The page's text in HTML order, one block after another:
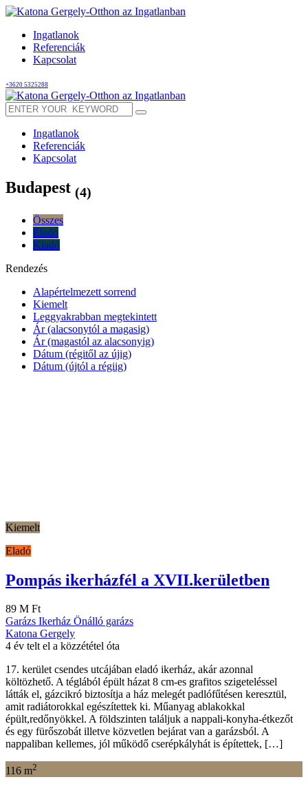
Ingatlanok
Referenciák
Kapcsolat
+3620 5325288
Ingatlanok
Referenciák
Kapcsolat
Budapest (4)
Összes
Eladó
Kiadó
Rendezés
Alapértelmezett sorrend
Kiemelt
Leggyakrabban megtekintett
Ár (alacsonytól a magasig)
Ár (magastól az alacsonyig)
Dátum (régitől az újig)
Dátum (újtól a régiig)
Kiemelt
Eladó
Pompás ikerházfél a XVII.kerületben
89 M Ft
Garázs Ikerház Önálló garázs
Katona Gergely
4 év telt el a közzététel óta
17. kerület csendes utcájában eladó ikerház, akár azonnal
költözhető. A téglából épült házat 8 cm-es grafitos szigeteléssel
látták el, gázcikró biztosítja a ház melegét padlófűtésen keresztül,
amit radiátorokkal egészítettek ki. Műanyag ablakokkal
épült,redőnyökkel. A földszinten találjuk a nappali-konyha-étkezőt
és egy fürőszobát illetve közvetlen bejárat van a garázsból. A
nappaliban kellemes, jól működő cserépkályhát is építettek, […]
116 m2